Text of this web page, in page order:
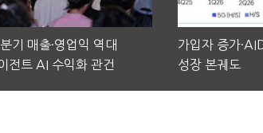
기 매출·영업익 역대
전트 AI 수익화 관건
가입자 증가
성장 본궤도